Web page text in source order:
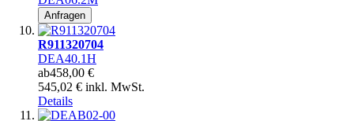
Anfragen
R911320704
DEA40.1H
ab458,00 €
545,02 € inkl. MwSt.
Details